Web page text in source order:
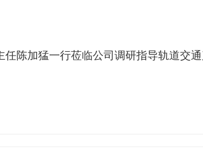
任陈加猛一行莅临公司调研指导轨道交